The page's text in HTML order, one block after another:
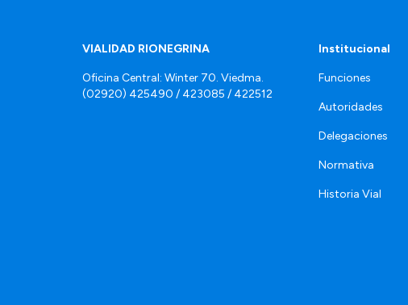
VIALIDAD RIONEGRINA
Oficina Central: Winter 70. Viedma.
(02920) 425490 / 423085 / 422512
Institucional
Funciones
Autoridades
Delegaciones
Normativa
Historia Vial